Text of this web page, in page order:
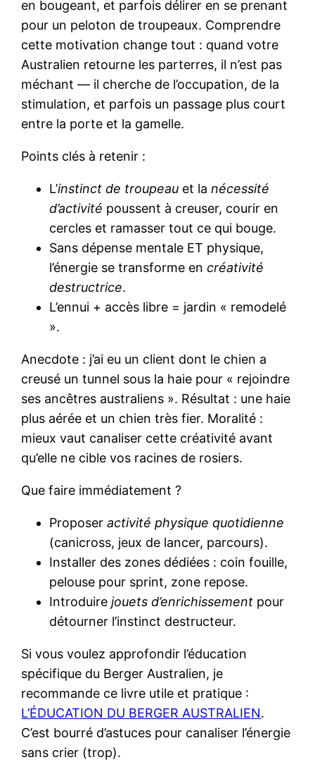
en bougeant, et parfois délirer en se prenant
pour un peloton de troupeaux. Comprendre
cette motivation change tout : quand votre
Australien retourne les parterres, il n’est pas
méchant — il cherche de l’occupation, de la
stimulation, et parfois un passage plus court
entre la porte et la gamelle.
Points clés à retenir :
L’instinct de troupeau et lanécessité
d’activité poussent à creuser, courir en
cercles et ramasser tout ce qui bouge.
Sans dépense mentale ET physique,
l’énergie se transforme encréativité
destructrice.
L’ennui + accès libre = jardin « remodelé
».
Anecdote : j’ai eu un client dont le chien a
creusé un tunnel sous la haie pour « rejoindre
ses ancêtres australiens ». Résultat : une haie
plus aérée et un chien très fier. Moralité :
mieux vaut canaliser cette créativité avant
qu’elle ne cible vos racines de rosiers.
Que faire immédiatement ?
Proposeractivité physique quotidienne
(canicross, jeux de lancer, parcours).
Installer des zones dédiées : coin fouille,
pelouse pour sprint, zone repose.
Introduirejouets d’enrichissement pour
détourner l’instinct destructeur.
Si vous voulez approfondir l’éducation
spécifique du Berger Australien, je
recommande ce livre utile et pratique :
L’ÉDUCATION DU BERGER AUSTRALIEN.
C’est bourré d’astuces pour canaliser l’énergie
sans crier (trop).